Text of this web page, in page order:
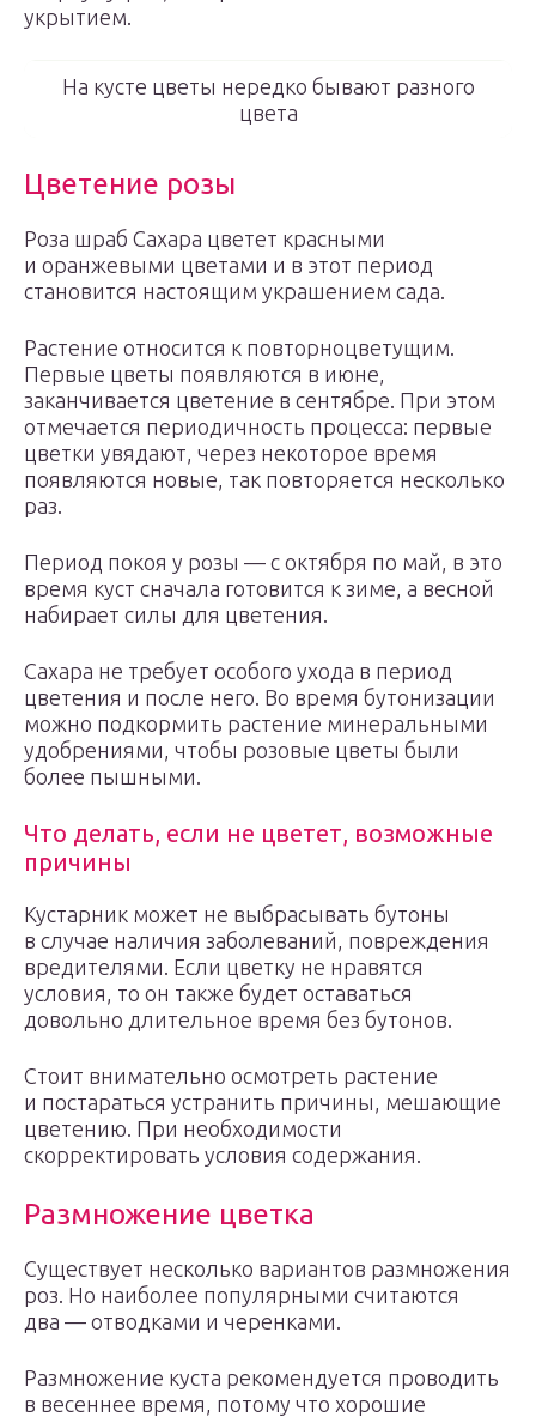
укрытием.
На кусте цветы нередко бывают разного
цвета
Цветение розы
Роза шраб Сахара цветет красными
и оранжевыми цветами и в этот период
становится настоящим украшением сада.
Растение относится к повторноцветущим.
Первые цветы появляются в июне,
заканчивается цветение в сентябре. При этом
отмечается периодичность процесса: первые
цветки увядают, через некоторое время
появляются новые, так повторяется несколько
раз.
Период покоя у розы — с октября по май, в это
время куст сначала готовится к зиме, а весной
набирает силы для цветения.
Сахара не требует особого ухода в период
цветения и после него. Во время бутонизации
можно подкормить растение минеральными
удобрениями, чтобы розовые цветы были
более пышными.
Что делать, если не цветет, возможные
причины
Кустарник может не выбрасывать бутоны
в случае наличия заболеваний, повреждения
вредителями. Если цветку не нравятся
условия, то он также будет оставаться
довольно длительное время без бутонов.
Стоит внимательно осмотреть растение
и постараться устранить причины, мешающие
цветению. При необходимости
скорректировать условия содержания.
Размножение цветка
Существует несколько вариантов размножения
роз. Но наиболее популярными считаются
два — отводками и черенками.
Размножение куста рекомендуется проводить
в весеннее время, потому что хорошие